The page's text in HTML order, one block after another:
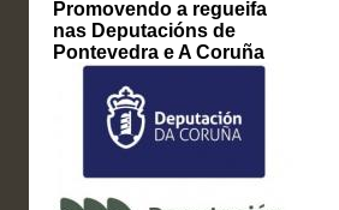
Promovendo a regueifa
nas Deputacións de
Pontevedra e A Coruña